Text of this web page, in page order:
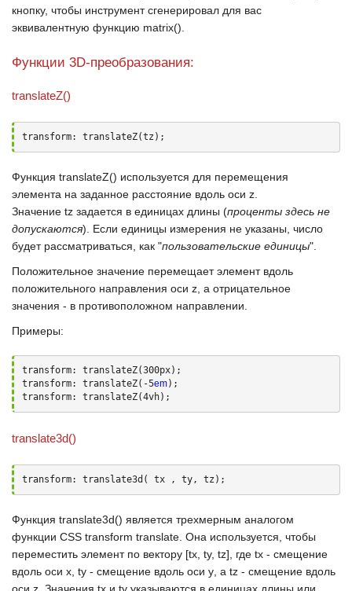
кнопку, чтобы инструмент сгенерировал для вас
эквивалентную функцию matrix()
Функции 3D-преобразования:
translateZ()
transform: translateZ(tz);
Функция translateZ() используется для перемещения
элемента на заданное расстояние вдоль оси z
Значение tz задается в единицах длины (проценты здесь не
допускаются). Если единицы измерения не указаны, число
будет рассматриваться, как "пользовательские единицы".
Положительное значение перемещает элемент вдоль
положительного направления оси z , а отрицательное
значения - в противоположном направлении.
Примеры:
transform: translateZ(300px);
transform: translateZ(-5em);
transform: translateZ(4vh);
translate3d()
transform: translate3d( tx , ty, tz);
Функция translate3d() является трехмерным аналогом
функции CSS transform translate . Она используется, чтобы
переместить элемент по вектору [tx, ty, tz] , где tx - смещение
вдоль оси х ty - смещение вдоль оси у , а tz - смещение вдоль